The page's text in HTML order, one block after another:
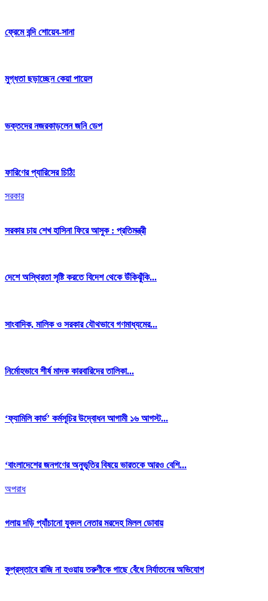
ফ্রেমে বন্দি শোয়েব-সানা
মুগ্ধতা ছড়াচ্ছেন কেয়া পায়েল
ভক্তদের নজরকাড়লেন জনি ডেপ
ফারিণের প্যারিসের চিঠি!
সরকার
সরকার চায় শেখ হাসিনা ফিরে আসুক : প্রতিমন্ত্রী
দেশে অস্থিরতা সৃষ্টি করতে বিদেশ থেকে উঁকিঝুঁকি...
সাংবাদিক, মালিক ও সরকার যৌথভাবে গণমাধ্যমের...
নির্মোহভাবে শীর্ষ মাদক কারবারিদের তালিকা...
‘ফ্যামিলি কার্ড’ কর্মসূচির উদ্বোধন আগামী ১৬ আগস্ট...
‘বাংলাদেশের জনগণের অনুভূতির বিষয়ে ভারতকে আরও বেশি...
অপরাধ
গলায় দড়ি প্যাঁচানো যুবদল নেতার মরদেহ মিলল ডোবায়
কুপ্রস্তাবে রাজি না হওয়ায় তরুণীকে গাছে বেঁধে নির্যাতনের অভিযোগ